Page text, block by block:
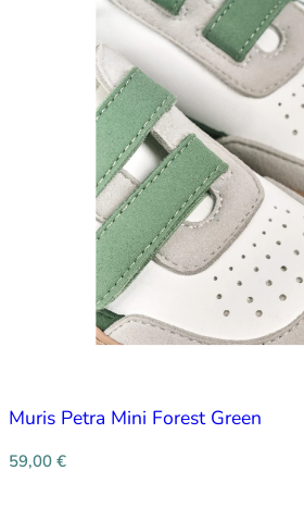
Muris Petra Mini Forest Green
59,00 €